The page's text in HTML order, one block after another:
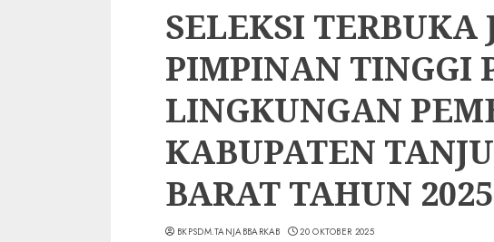
SELEKSI TERBUKA
PIMPINAN TINGGI
LINGKUNGAN
KABUPATEN
BARAT TAHUN 2025
BKPSDM.TANJABBARKAB 20 OKTOBER 2025